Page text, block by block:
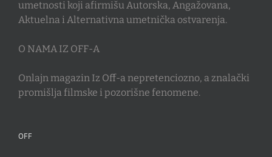
umetnosti koji afirmišu Autorska, Angažovana,
Aktuelna i Alternativna umetnička ostvarenja.
O NAMA IZ OFF-A
Onlajn magazin Iz Off-a nepretenciozno, a znalački
promišlja filmske i pozorišne fenomene.
OFF